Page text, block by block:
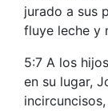
jurado a sus
fluye leche y
5:7 A los
en su lugar,